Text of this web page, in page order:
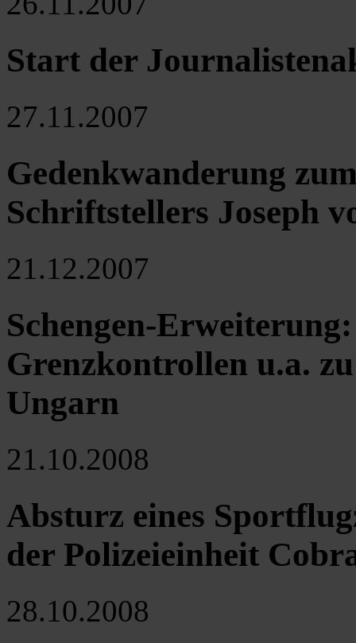
Start der
27.11.2007
Gedenkwanderung
Schriftstellers Joseph
21.12.2007
Schengen-
Grenzkontrollen u.a.
Ungarn
21.10.2008
Absturz eines
der Polizeieinheit
28.10.2008